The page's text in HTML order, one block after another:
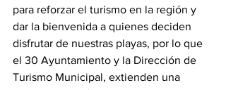
para reforzar el turismo en la región y
dar la bienvenida a quienes deciden
disfrutar de nuestras playas, por lo que
el 30 Ayuntamiento y la Dirección de
Turismo Municipal, extienden una